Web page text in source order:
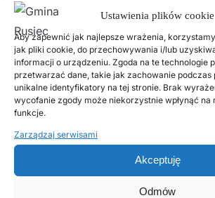
Ustawienia plików cookie
Aby zapewnić jak najlepsze wrażenia,
jak pliki cookie, do przechowywania i/lub
informacji o urządzeniu. Zgoda na te technologie
przetwarzać dane, takie jak zachowanie podczas
unikalne identyfikatory na tej stronie. Brak
wycofanie zgody może niekorzystnie wpłynąć na
funkcje.
Zarządzaj serwisami
Akceptuję
Odmów
18 LISTOPADA, 2025
Harmonogram odbioru
komunalnych w 2026 roku
14 LIPCA, 2020
Kurenda
30 CZERWCA, 2026
Odnawialne źródła energii w
edycja 2, Fundusze Europejskie